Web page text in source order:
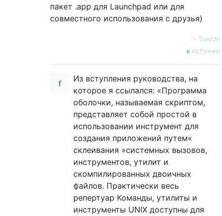
пакет .app для Launchpad или для
совместного использования с друзья)
— Swizzlr
источник
Из вступления руководства, на
которое я ссылался: «Программа
оболочки, называемая скриптом,
представляет собой простой в
использовании инструмент для
создания приложений путем«
склеивания »системных вызовов,
инструментов, утилит и
скомпилированных двоичных
файлов. Практически весь
репертуар Команды, утилиты и
инструменты UNIX доступны для